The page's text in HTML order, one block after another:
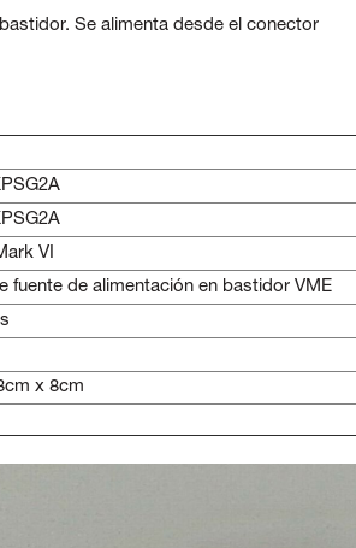
Se alimenta desde el conector
VI
fuente de alimentación en bastidor VME
x 8cm